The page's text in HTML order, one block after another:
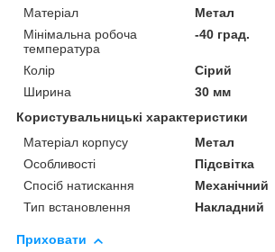
Матеріал
Метал
Мінімальна робоча
температура
-40 град.
Колір
Сірий
Ширина
30 мм
Користувальницькі характеристики
Матеріал корпусу
Метал
Особливості
Підсвітка
Спосіб натискання
Механічний
Тип встановлення
Накладний
Приховати